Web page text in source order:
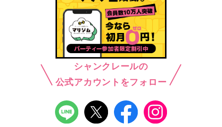
シャンクレールの
公式アカウントをフォロー